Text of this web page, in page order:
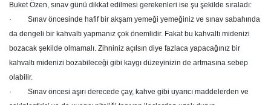
Buket Özen, sınav günü dikkat edilmesi gerekenleri ise şu şekilde sıraladı:
· Sınav öncesinde hafif bir akşam yemeği yemeğiniz ve sınav sabahında
da dengeli bir kahvaltı yapmanız çok önemlidir. Fakat bu kahvaltı midenizi
bozacak şekilde olmamalı. Zihniniz açılsın diye fazlaca yapacağınız bir
kahvaltı midenizi bozabileceği gibi kaygı düzeyinizin de artmasına sebep
olabilir.
· Sınav öncesi aşırı derecede çay, kahve gibi uyarıcı maddelerden ve